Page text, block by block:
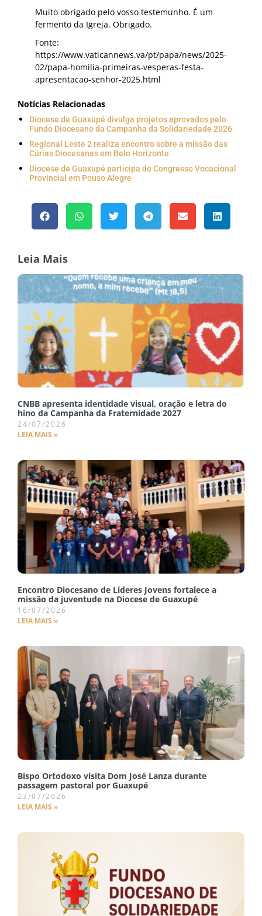
Muito obrigado pelo vosso testemunho. É um
fermento da Igreja. Obrigado.
Fonte:
https://www.vaticannews.va/pt/papa/news/2025-
02/papa-homilia-primeiras-vesperas-festa-
apresentacao-senhor-2025.html
Notícias Relacionadas
Diocese de Guaxupé divulga projetos aprovados pelo
Fundo Diocesano da Campanha da Solidariedade 2026
Regional Leste 2 realiza encontro sobre a missão das
Cúrias Diocesanas em Belo Horizonte
Diocese de Guaxupé participa do Congresso Vocacional
Provincial em Pouso Alegre
Leia Mais
CNBB apresenta identidade visual, oração e letra do
hino da Campanha da Fraternidade 2027
24/07/2026
LEIA MAIS »
Encontro Diocesano de Líderes Jovens fortalece a
missão da juventude na Diocese de Guaxupé
16/07/2026
LEIA MAIS »
Bispo Ortodoxo visita Dom José Lanza durante
passagem pastoral por Guaxupé
23/07/2026
LEIA MAIS »